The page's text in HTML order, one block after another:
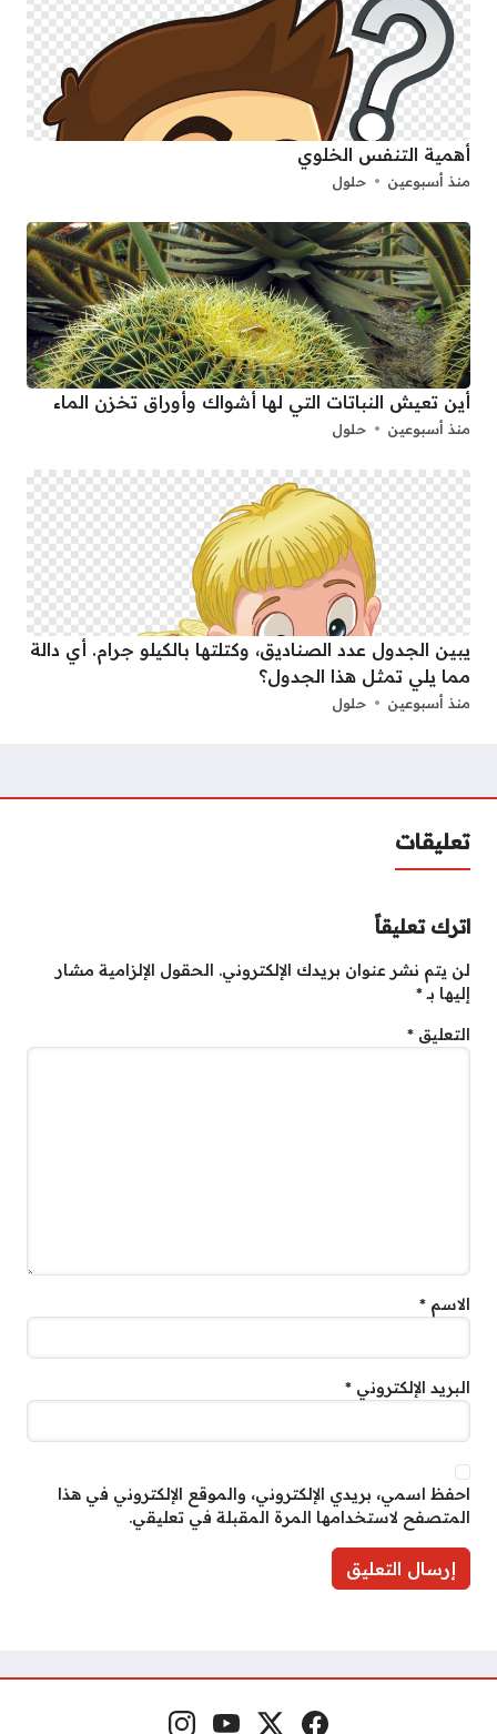
أهمية التنفس الخلوي
منذ أسبوعين حلول
أين تعيش النباتات التي لها أشواك وأوراق تخزن الماء
منذ أسبوعين حلول
يبين الجدول عدد الصناديق، وكتلتها بالكيلو جرام. أي دالة
مما يلي تمثل هذا الجدول؟
منذ أسبوعين حلول
تعليقات
اترك تعليقاً
لن يتم نشر عنوان بريدك الإلكتروني.
الحقول الإلزامية مشار
إليها بـ*
التعليق *
الاسم *
البريد الإلكتروني *
احفظ اسمي، بريدي الإلكتروني، والموقع الإلكتروني في هذا
المتصفح لاستخدامها المرة المقبلة في تعليقي.